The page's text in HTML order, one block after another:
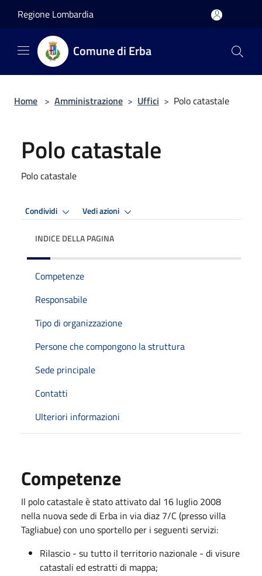
Regione Lombardia
Comune di Erba
Home > Amministrazione > Uffici > Polo catastale
Polo catastale
Polo catastale
Condividi Vedi azioni
INDICE DELLA PAGINA
Competenze
Responsabile
Tipo di organizzazione
Persone che compongono la struttura
Sede principale
Contatti
Ulteriori informazioni
Competenze
Il polo catastale è stato attivato dal 16 luglio 2008
nella nuova sede di Erba in via diaz 7/C (presso villa
Tagliabue) con uno sportello per i seguenti servizi:
Rilascio - su tutto il territorio nazionale - di visure
catastali ed estratti di mappa;